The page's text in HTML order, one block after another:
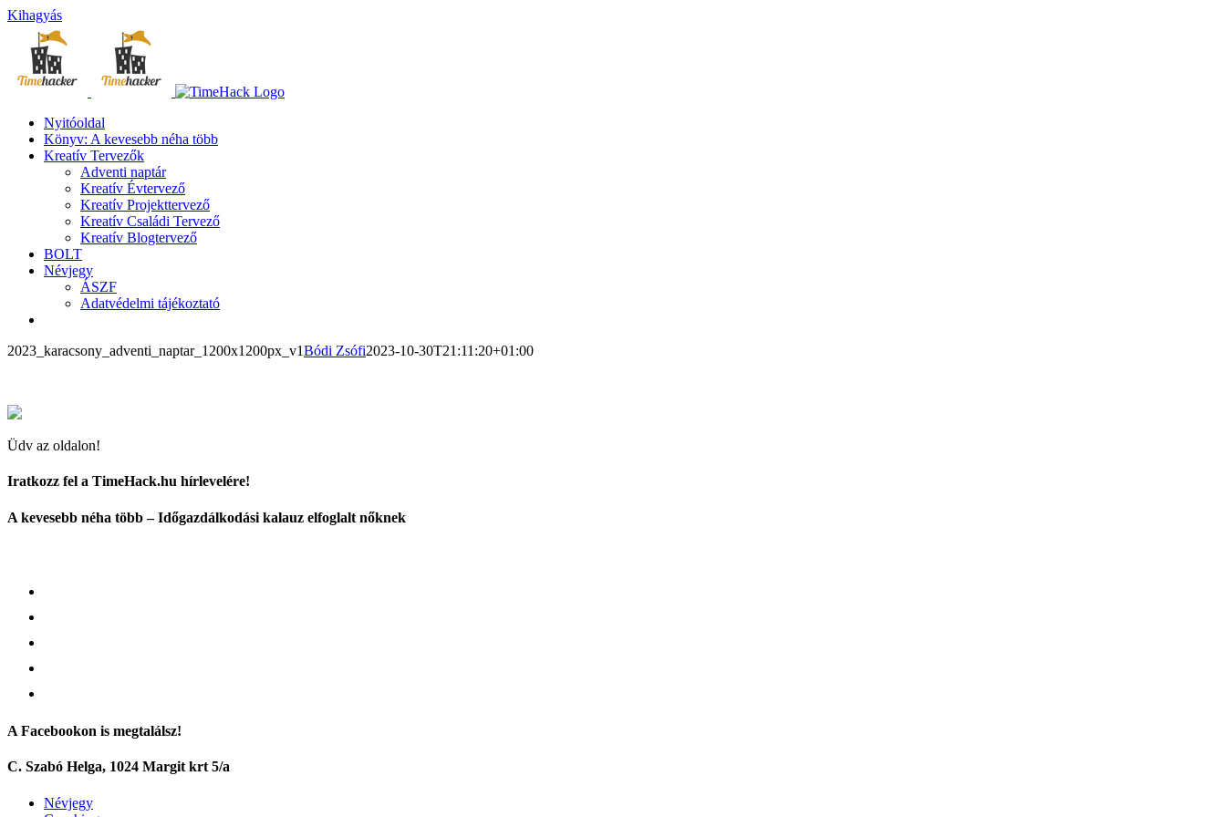
Kihagyás
Nyitóoldal
Könyv: A kevesebb néha több
Kreatív Tervezők
Adventi naptár
Kreatív Évtervező
Kreatív Projekttervező
Kreatív Családi Tervező
Kreatív Blogtervező
BOLT
Névjegy
ÁSZF
Adatvédelmi tájékoztató
2023_karacsony_adventi_naptar_1200x1200px_v1Bódi Zsófi2023-10-30T21:11:20+01:00
Üdv az oldalon!
Iratkozz fel a TimeHack.hu hírlevelére!
A kevesebb néha több – Időgazdálkodási kalauz elfoglalt nőknek
A Facebookon is megtalálsz!
C. Szabó Helga, 1024 Margit krt 5/a
Névjegy